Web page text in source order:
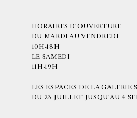
HORAIRES D'OUVERTURE
DU MARDI AU VENDREDI
10H-18H
LE SAMEDI
11H-19H
LES ESPACES DE LA GALERIE
DU 23 JUILLET JUSQU'AU 4